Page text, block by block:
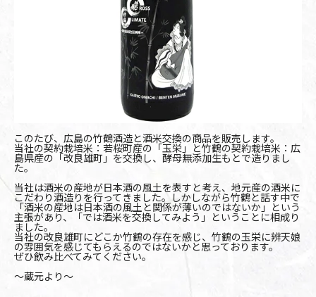
このたび、広島の竹鶴酒造と酒米交換の商品を販売します。
当社の契約栽培米：若桜町産の「玉栄」と竹鶴の契約栽培米：広
島県産の「改良雄町」を交換し、酵母無添加生もとで造りまし
た。
当社は酒米の産地が日本酒の風土を表すと考え、地元産の酒米に
こだわり酒造りを行ってきました。しかしながら竹鶴と話す中で
「酒米の産地は日本酒の風土と関係が薄いのではないか」という
主張があり、「では酒米を交換してみよう」ということに相成り
ました。
当社の改良雄町にどこか竹鶴の存在を感じ、竹鶴の玉栄に辨天娘
の雰囲気を感じてもらえるのではないかと思っております。
ぜひ飲み比べてみてください。
～蔵元より～